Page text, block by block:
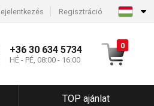
Regisztráció
+36 30 634 5734
HÉ - PÉ, 08:00 - 16:00
0
TOP ajánlat